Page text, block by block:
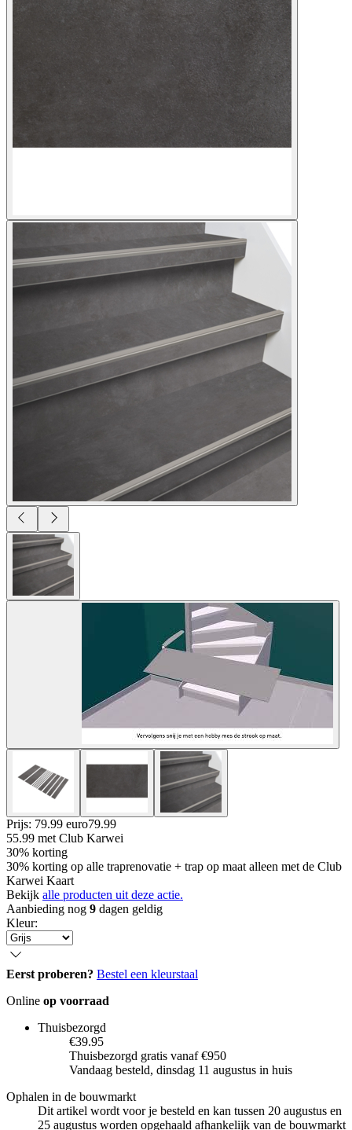
Prijs: 79.99 euro79.99
55.99 met Club Karwei
30% korting
30% korting op alle traprenovatie + trap op maat alleen met de Club
Karwei Kaart
Bekijk alle producten uit deze actie.
Aanbieding nog 9 dagen geldig
Kleur:
Eerst proberen? Bestel een kleurstaal
Online op voorraad
Thuisbezorgd
€39.95
Thuisbezorgd gratis vanaf €950
Vandaag besteld, dinsdag 11 augustus in huis
Ophalen in de bouwmarkt
Dit artikel wordt voor je besteld en kan tussen 20 augustus en
25 augustus worden opgehaald afhankelijk van de bouwmarkt